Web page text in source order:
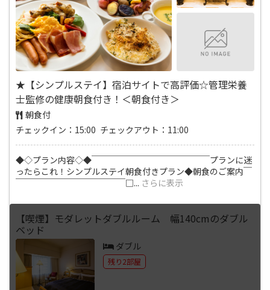
★【シンプルステイ】宿泊サイトで高評価☆管理栄養
士監修の健康朝食付き！＜朝食付き＞
朝食付
チェックイン：15:00 チェックアウト：11:00
◆◇プラン内容◇◆￣￣￣￣￣￣￣￣￣￣￣￣￣￣プランに迷
ったらこれ！シンプルステイ朝食付きプラン◆朝食のご案内￣
￣￣￣￣￣￣￣￣￣￣￣￣￣□... さらに表示
【喫煙】モダレットダブルルーム 幅140cmのダブル
ベッド
ダブル
残り2部屋